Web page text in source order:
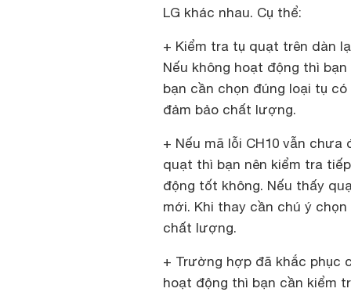
LG khác nhau. Cụ thể:
+ Kiểm tra tụ quạt trên dàn
Nếu không hoạt động thì
bạn cần chọn đúng loại tụ
đảm bảo chất lượng.
+ Nếu mã lỗi CH10 vẫn
quạt thì bạn nên kiểm tra
động tốt không. Nếu thấy
mới. Khi thay cần chú ý
chất lượng.
+ Trường hợp đã khắc phục
hoạt động thì bạn cần kiểm